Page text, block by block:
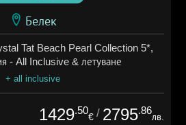
Белек
Tat Beach Pearl Collection 5*,
- All Inclusive & летуване
+ all inclusive
1429.50
€ / 2795.86
лв.